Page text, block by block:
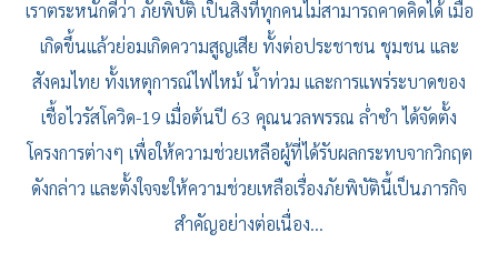
เราตระหนักดีว่า ภัยพิบัติ เป็นสิ่งที่ทุกคนไม่สามารถคาดคิดได้ เมื่อ
เกิดขึ้นแล้วย่อมเกิดความสูญเสีย ทั้งต่อประชาชน ชุมชน และ
สังคมไทย ทั้งเหตุการณ์ไฟไหม้ น้ำท่วม และการแพร่ระบาดของ
เชื้อไวรัสโควิด-19 เมื่อต้นปี 63 คุณนวลพรรณ ล่ำซำ ได้จัดตั้ง
โครงการต่างๆ เพื่อให้ความช่วยเหลือผู้ที่ได้รับผลกระทบจากวิกฤต
ดังกล่าว และตั้งใจจะให้ความช่วยเหลือเรื่องภัยพิบัตินี้เป็นภารกิจ
สำคัญอย่างต่อเนื่อง…